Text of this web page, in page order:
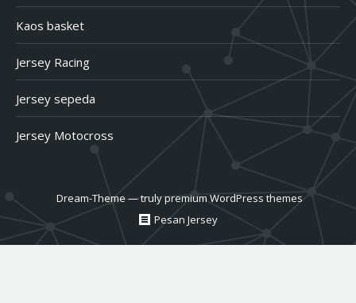
Kaos basket
Jersey Racing
Jersey sepeda
Jersey Motocross
Dream-Theme — trulypremium WordPress themes
Pesan Jersey